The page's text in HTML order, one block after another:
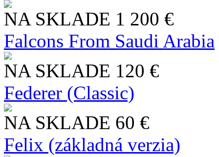
NA SKLADE 1 200 €
Falcons From Saudi Arabia
NA SKLADE 120 €
Federer (Classic)
NA SKLADE 60 €
Felix (základná verzia)